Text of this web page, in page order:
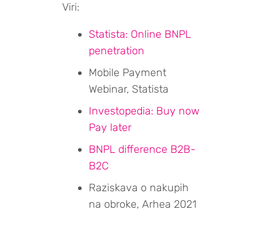
Viri:
Statista: Online BNPL
penetration
Mobile Payment
Webinar, Statista
Investopedia: Buy now
Pay later
BNPL difference B2B-
B2C
Raziskava o nakupih
na obroke, Arhea 2021